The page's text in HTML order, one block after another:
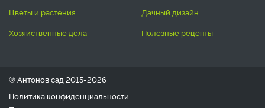
цветы и растения
дачный дизайн
хозяйственные дела
полезные рецепты
® Антонов сад 2015-2026
Политика конфиденциальности